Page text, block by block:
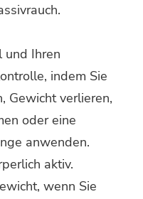
und Ihren
indem Sie
Gewicht verlieren,
oder eine
anwenden.
aktiv.
wenn Sie